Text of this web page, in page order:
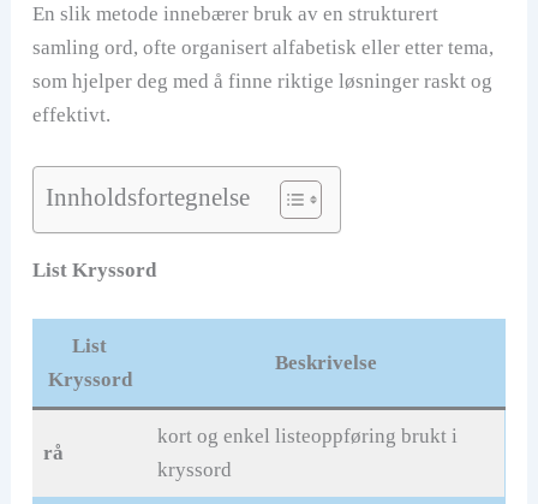
En slik metode innebærer bruk av en strukturert
samling ord, ofte organisert alfabetisk eller etter tema,
som hjelper deg med å finne riktige løsninger raskt og
effektivt.
Innholdsfortegnelse
List Kryssord
List
Kryssord
Beskrivelse
rå
kort og enkel listeoppføring brukt i
kryssord